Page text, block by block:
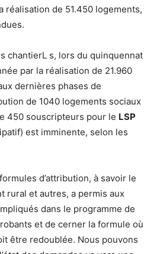
réalisation de 51.450 logements,
chantierL s, lors du quinquennat
par la réalisation de 21.960
dernières phases de
de 1040 logements sociaux
450 souscripteurs pour le LSP
est imminente, selon les
d’attribution, à savoir le
rural et autres, a permis aux
dans le programme de
et de cerner la formule où
être redoublée. Nous pouvons